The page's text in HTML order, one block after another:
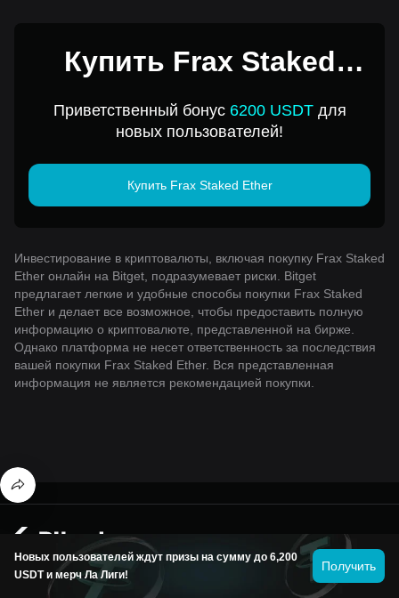
Купить Frax Staked
Ether за 1USD
Приветственный бонус 6200 USDTдля
новых пользователей!
Купить Frax Staked Ether
Инвестирование в криптовалюты, включая покупку Frax Staked
Ether онлайн на Bitget, подразумевает риски. Bitget
предлагает легкие и удобные способы покупки Frax Staked
Ether и делает все возможное, чтобы предоставить полную
информацию о криптовалюте, представленной на бирже.
Однако платформа не несет ответственность за последствия
вашей покупки Frax Staked Ether. Вся представленная
информация не является рекомендацией покупки.
Новых пользователей ждут призы на сумму до 6,200
USDT и мерч Ла Лиги!
Получить
© 2026 Bitget